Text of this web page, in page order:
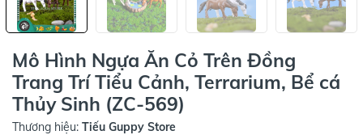
Mô Hình Ngựa Ăn Cỏ Trên Đồng
Trang Trí Tiểu Cảnh, Terrarium, Bể cá
Thủy Sinh (ZC-569)
Thương hiệu: Tiếu Guppy Store